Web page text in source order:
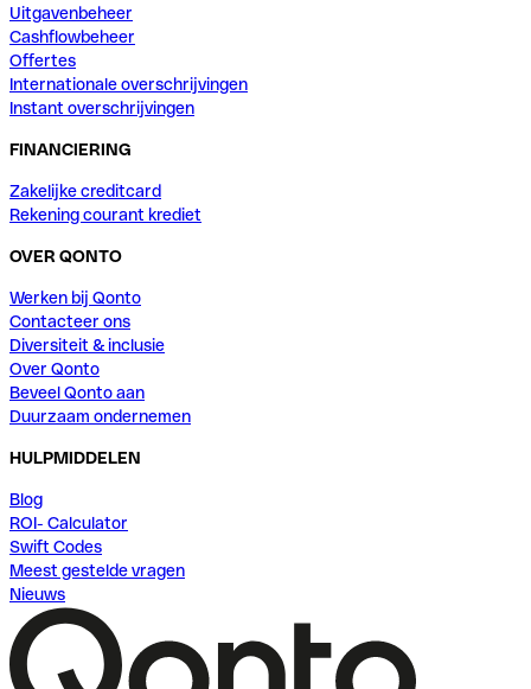
Uitgavenbeheer
Cashflowbeheer
Offertes
Internationale overschrijvingen
Instant overschrijvingen
FINANCIERING
Zakelijke creditcard
Rekening courant krediet
OVER QONTO
Werken bij Qonto
Contacteer ons
Diversiteit & inclusie
Over Qonto
Beveel Qonto aan
Duurzaam ondernemen
HULPMIDDELEN
Blog
ROI- Calculator
Swift Codes
Meest gestelde vragen
Nieuws